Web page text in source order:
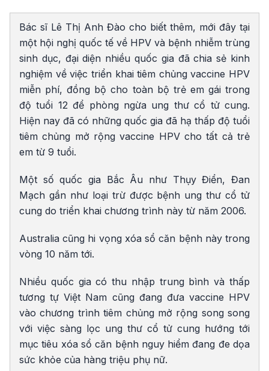
Bác sĩ Lê Thị Anh Đào cho biết thêm, mới đây tại
một hội nghị quốc tế về HPV và bệnh nhiễm trùng
sinh dục, đại diện nhiều quốc gia đã chia sẻ kinh
nghiệm về việc triển khai tiêm chủng vaccine HPV
miễn phí, đồng bộ cho toàn bộ trẻ em gái trong
độ tuổi 12 để phòng ngừa ung thư cổ tử cung.
Hiện nay đã có những quốc gia đã hạ thấp độ tuổi
tiêm chủng mở rộng vaccine HPV cho tất cả trẻ
em từ 9 tuổi.
Một số quốc gia Bắc Âu như Thụy Điển, Đan
Mạch gần như loại trừ được bệnh ung thư cổ tử
cung do triển khai chương trình này từ năm 2006.
Australia cũng hi vọng xóa sổ căn bệnh này trong
vòng 10 năm tới.
Nhiều quốc gia có thu nhập trung bình và thấp
tương tự Việt Nam cũng đang đưa vaccine HPV
vào chương trình tiêm chủng mở rộng song song
với việc sàng lọc ung thư cổ tử cung hướng tới
mục tiêu xóa sổ căn bệnh nguy hiểm đang đe dọa
sức khỏe của hàng triệu phụ nữ.